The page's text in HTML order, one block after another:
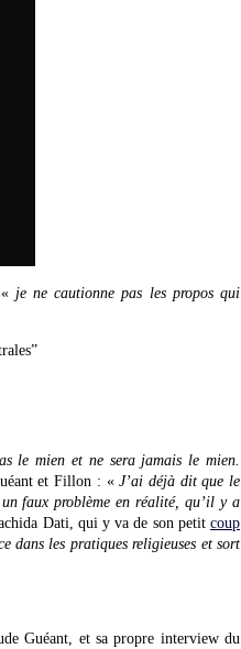
je ne cautionne pas les propos qui
le mien et ne sera jamais le mien.
et Fillon : «J’ai déjà dit que le
faux problème en réalité, qu’il y a
Dati, qui y va de son petit coup
dans les pratiques religieuses et sort
Guéant, et sa propre interview du